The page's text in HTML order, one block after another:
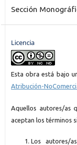
Sección
Licencia
Esta obra está bajo
Atribución-
Aquellos autores/as
aceptan los términos
Los autores/